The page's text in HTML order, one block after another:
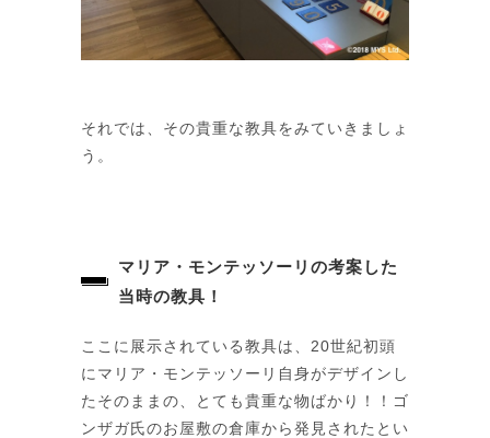
それでは、その貴重な教具をみていきましょ
う。
マリア・モンテッソーリの考案した
当時の教具！
ここに展示されている教具は、20世紀初頭
にマリア・モンテッソーリ自身がデザインし
たそのままの、とても貴重な物ばかり！！ゴ
ンザガ氏のお屋敷の倉庫から発見されたとい